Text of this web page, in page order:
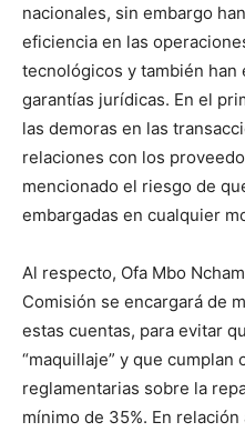
nacionales, sin embargo
eficiencia en las
tecnológicos y también han
garantías jurídicas. En el
las demoras en las
relaciones con los
mencionado el riesgo de
embargadas en cualquier
Al respecto, Ofa Mbo
Comisión se encargará de
estas cuentas, para evitar
“maquillaje” y que cumplan
reglamentarias sobre la
mínimo de 35%. En